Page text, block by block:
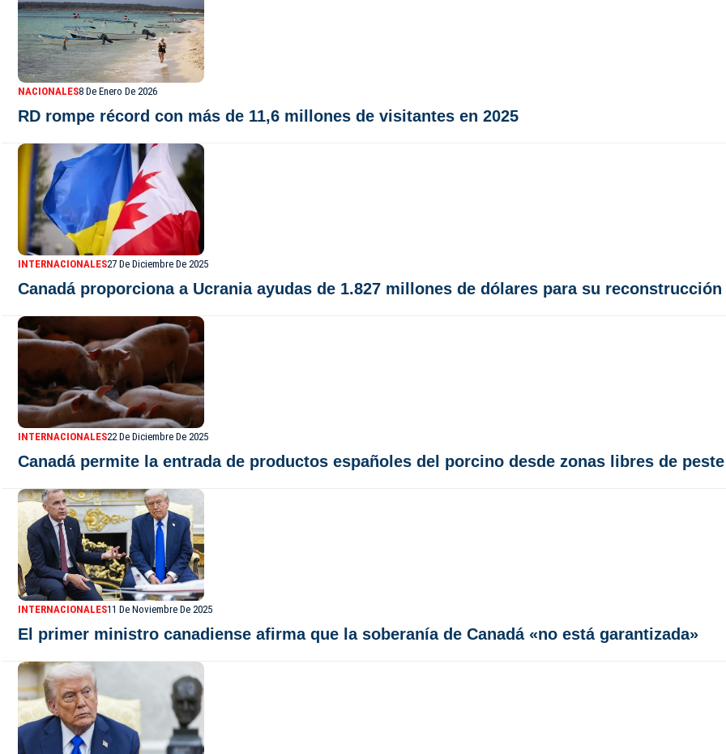
NACIONALES8 De Enero De 2026
RD rompe récord con más de 11,6 millones de visitantes en 2025
INTERNACIONALES27 De Diciembre De 2025
Canadá proporciona a Ucrania ayudas de 1.827 millones de dólares para su reconstrucción
INTERNACIONALES22 De Diciembre De 2025
Canadá permite la entrada de productos españoles del porcino desde zonas libres de peste
INTERNACIONALES11 De Noviembre De 2025
El primer ministro canadiense afirma que la soberanía de Canadá «no está garantizada»